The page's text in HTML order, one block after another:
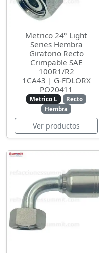
Metrico 24° Light
Series Hembra
Giratorio Recto
Crimpable SAE
100R1/R2
1CA43 | G-FDLORX
PO20411
Metrico L
Recto
Hembra
Ver productos